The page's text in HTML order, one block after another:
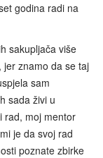
godina radi na
sakupljača više
jer znamo da se taj
sam
sada živi u
rad, moj mentor
je da svoj rad
poznate zbirke